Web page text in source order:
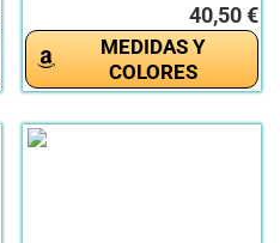
40,50 €
MEDIDAS Y
COLORES